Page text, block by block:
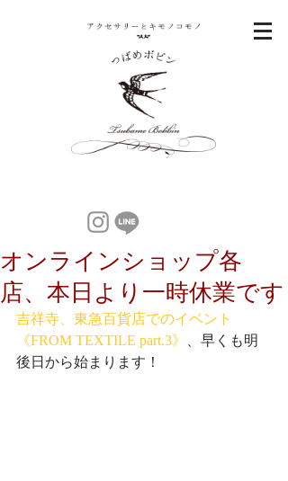
オンラインショップ各
店、本日より一時休業です
吉祥寺、東急百貨店でのイベント
《FROM TEXTILE part.3》
、早くも明
後日から始まります！